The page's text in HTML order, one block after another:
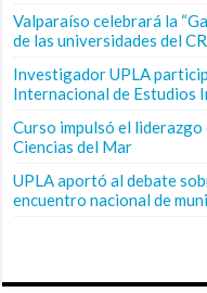
Valparaíso celebrará la
de las universidades del
Investigador UPLA
Internacional de Estudios
Curso impulsó el
Ciencias del Mar
UPLA aportó al debate
encuentro nacional de